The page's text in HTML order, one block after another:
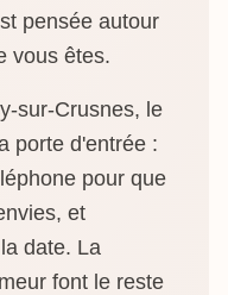
pensée autour
vous êtes.
sur-Crusnes, le
porte d'entrée :
pour que
et
date. La
font le reste